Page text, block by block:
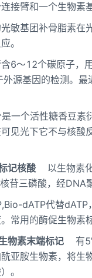
接臂和一个生物素
敏基团补骨脂素
。
6～12个碳原子，
源基因的检测。
一个活性糖香豆
见光下它不与核酸
记核酸
以生物素
苷三磷酸，经DNA
dATP代替
常用的酶促生物素
物素末端标记
有
亚胺生物素，将生
。